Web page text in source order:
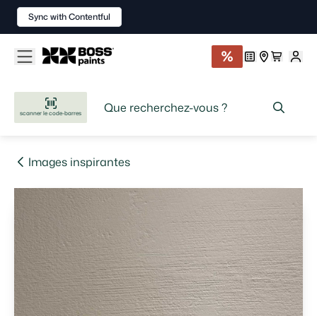
scanner le code-barres
Images inspirantes
Sync with Contentful